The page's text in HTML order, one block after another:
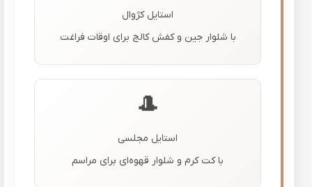
استایل کژوال
با شلوار جین و کفش کالج برای اوقات فراغت
🎩
استایل مجلسی
با کت کرم و شلوار قهوه‌ای برای مراسم